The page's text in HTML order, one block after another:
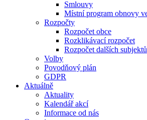
Smlouvy
Místní program obnovy
Rozpočty
Rozpočet obce
Rozklikávací rozpočet
Rozpočet dalších subjektů
Volby
Povodňový plán
GDPR
Aktuálně
Aktuality
Kalendář akcí
Informace od nás